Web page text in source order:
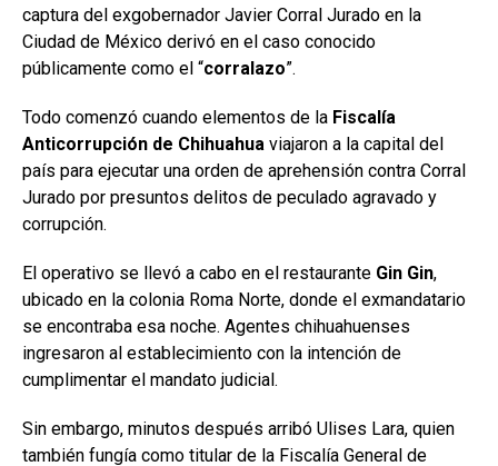
captura del exgobernador Javier Corral Jurado en la
Ciudad de México derivó en el caso conocido
públicamente como el “corralazo”.
Todo comenzó cuando elementos de la Fiscalía
Anticorrupción de Chihuahua viajaron a la capital del
país para ejecutar una orden de aprehensión contra Corral
Jurado por presuntos delitos de peculado agravado y
corrupción.
El operativo se llevó a cabo en el restaurante Gin Gin,
ubicado en la colonia Roma Norte, donde el exmandatario
se encontraba esa noche. Agentes chihuahuenses
ingresaron al establecimiento con la intención de
cumplimentar el mandato judicial.
Sin embargo, minutos después arribó Ulises Lara, quien
también fungía como titular de la Fiscalía General de